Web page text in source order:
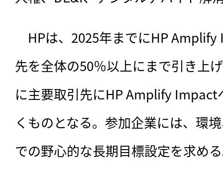
HPは、2025年までにHP
先を全体の50％以上にまで引き上
に主要取引先にHP Amplify Impact
くものとなる。参加企業には、環
での野心的な長期目標設定を求め